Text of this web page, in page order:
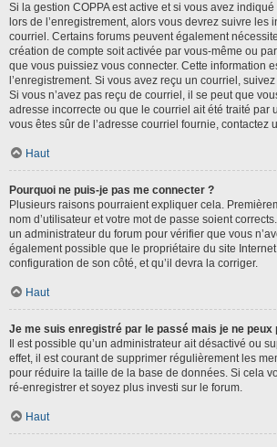
Si la gestion COPPA est active et si vous avez
lors de l’enregistrement, alors vous devrez suivre les
courriel. Certains forums peuvent également
création de compte soit activée par vous-même ou
que vous puissiez vous connecter. Cette information
l’enregistrement. Si vous avez reçu un courriel,
Si vous n’avez pas reçu de courriel, il se peut que
adresse incorrecte ou que le courriel ait été traité par
vous êtes sûr de l’adresse courriel fournie, contactez
Haut
Pourquoi ne puis-je pas me connecter ?
Plusieurs raisons pourraient expliquer cela.
nom d’utilisateur et votre mot de passe soient
un administrateur du forum pour vérifier que vous
également possible que le propriétaire du site
configuration de son côté, et qu’il devra la corriger.
Haut
Je me suis enregistré par le passé mais je ne peux
Il est possible qu’un administrateur ait désactivé ou
effet, il est courant de supprimer régulièrement les
pour réduire la taille de la base de données. Si cela
ré-enregistrer et soyez plus investi sur le forum.
Haut